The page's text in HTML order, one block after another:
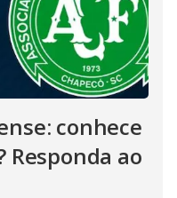
conhece
Responda ao